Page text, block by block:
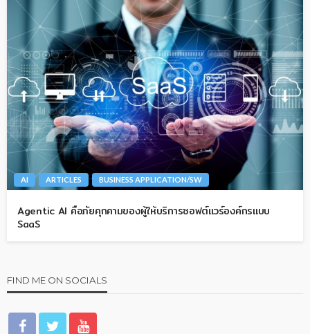
AI ARTICLES BUSINESS APPLICATION/SW
Agentic AI คือภัยคุกคามของผู้ให้บริการซอฟต์แวร์องค์กรแบบ
SaaS
FIND ME ON SOCIALS